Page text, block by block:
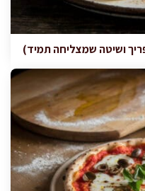
ושיטה שמצליחה תמיד)